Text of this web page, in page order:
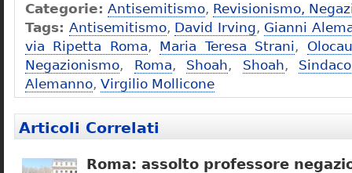
Categorie: Antisemitismo, Revisionismo,
Tags: Antisemitismo, David Irving, Gianni
via Ripetta Roma, Maria Teresa Strani,
Negazionismo, Roma, Shoah, Shoah,
Alemanno, Virgilio Mollicone
Articoli Correlati
Roma: assolto professore